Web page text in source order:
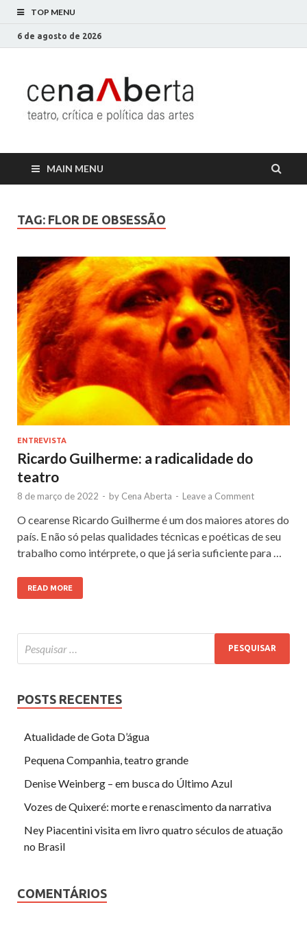
TOP MENU
6 de agosto de 2026
MAIN MENU
TAG: FLOR DE OBSESSÃO
ENTREVISTA
Ricardo Guilherme: a radicalidade do
teatro
8 de março de 2022 - by Cena Aberta - Leave a Comment
O cearense Ricardo Guilherme é um dos maiores atores do
país. E não só pelas qualidades técnicas e poéticas de seu
trabalho como intérprete, o que já seria suficiente para …
READ MORE
POSTS RECENTES
Atualidade de Gota D’água
Pequena Companhia, teatro grande
Denise Weinberg – em busca do Último Azul
Vozes de Quixeré: morte e renascimento da narrativa
Ney Piacentini visita em livro quatro séculos de atuação
no Brasil
COMENTÁRIOS